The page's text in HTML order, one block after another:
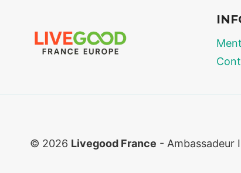
SUR
LE
PROTÉINES
© 2026 Livegood France - Ambassadeur